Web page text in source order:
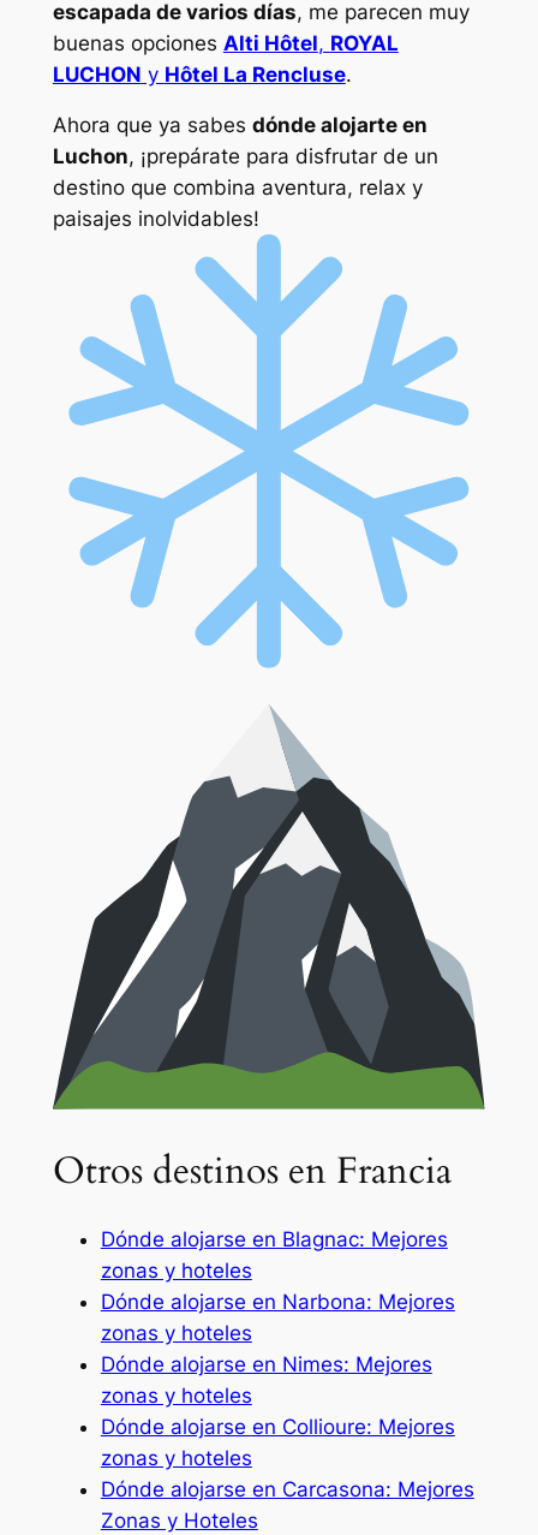
escapada de varios días, me parecen muy
buenas opciones Alti Hôtel, ROYAL
LUCHON y Hôtel La Rencluse.
Ahora que ya sabes dónde alojarte en
Luchon, ¡prepárate para disfrutar de un
destino que combina aventura, relax y
paisajes inolvidables!
Otros destinos en Francia
Dónde alojarse en Blagnac: Mejores
zonas y hoteles
Dónde alojarse en Narbona: Mejores
zonas y hoteles
Dónde alojarse en Nimes: Mejores
zonas y hoteles
Dónde alojarse en Collioure: Mejores
zonas y hoteles
Dónde alojarse en Carcasona: Mejores
Zonas y Hoteles